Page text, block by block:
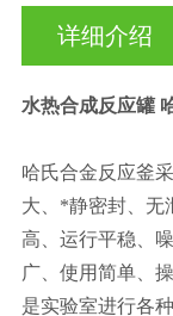
详细介绍
水热合成反应罐
哈氏合金反应釜
大、*静密封、无
高、运行平稳、
广、使用简单、
是实验室进行各